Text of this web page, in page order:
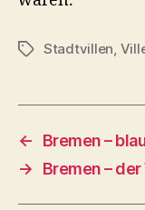
Schlagwörter
Stadtvillen,
←
Bremen –
→
Bremen –